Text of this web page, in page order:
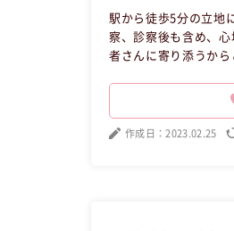
駅から徒歩5分の立地
察、診察後も含め、心
者さんに寄り添うからこそ、自然と歯科
作成日：2023.02.25